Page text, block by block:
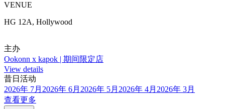
VENUE
HG 12A, Hollywood
主办
Ookonn x kapok | 期间限定店
View details
昔日活动
2026年 7月 2026年 6月 2026年 5月 2026年 4月 2026年 3月
查看更多